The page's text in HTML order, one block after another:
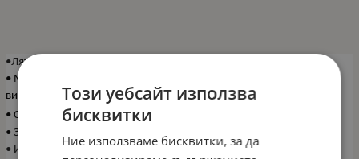
•Лятно двулицево одеяло за новородено;
• Меко и нежно бебешко одеяло, изработено от 100%
висококачествен памук ранфорс;
• Сертифициран по OEKO-TEX материи;
• Закачлив дизайнерски десен в нежни цветове;
• Идеален за повиване на новородени;
Този уебсайт използва
бисквитки
Ние използваме бисквитки, за да